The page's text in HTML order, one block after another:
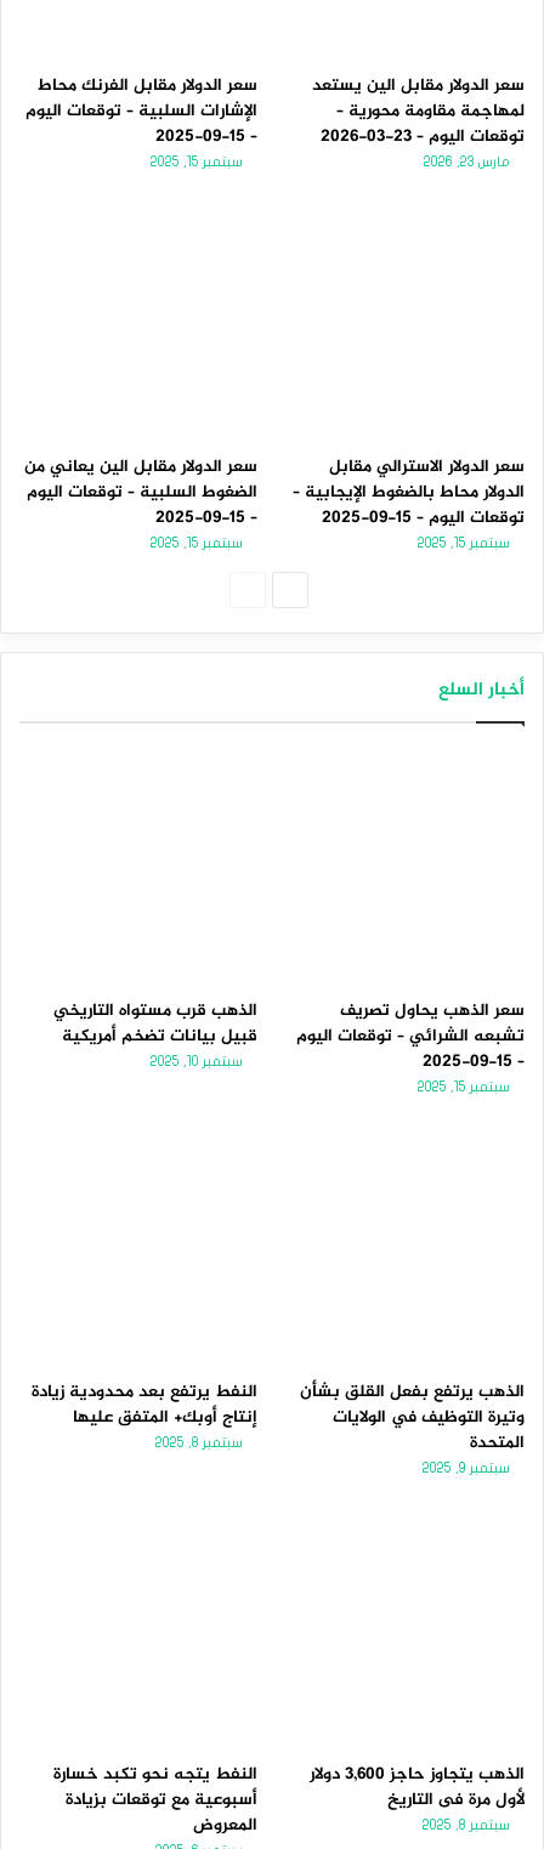
سعر الدولار مقابل الين يستعد
لمهاجمة مقاومة محورية –
توقعات اليوم – 23-03-2026
مارس 23, 2026
سعر الدولار مقابل الفرنك محاط
الإشارات السلبية – توقعات اليوم
– 15-09-2025
سبتمبر 15, 2025
سعر الدولار الاسترالي مقابل
الدولار محاط بالضغوط الإيجابية –
توقعات اليوم – 15-09-2025
سبتمبر 15, 2025
سعر الدولار مقابل الين يعاني من
الضغوط السلبية – توقعات اليوم
– 15-09-2025
سبتمبر 15, 2025
أخبار السلع
سعر الذهب يحاول تصريف
تشبعه الشرائي – توقعات اليوم
– 15-09-2025
سبتمبر 15, 2025
الذهب قرب مستواه التاريخي
قبيل بيانات تضخم أمريكية
سبتمبر 10, 2025
الذهب يرتفع بفعل القلق بشأن
وتيرة التوظيف في الولايات
المتحدة
سبتمبر 9, 2025
النفط يرتفع بعد محدودية زيادة
إنتاج أوبك+ المتفق عليها
سبتمبر 8, 2025
الذهب يتجاوز حاجز 3,600 دولار
لأول مرة فى التاريخ
سبتمبر 8, 2025
النفط يتجه نحو تكبد خسارة
أسبوعية مع توقعات بزيادة
المعروض